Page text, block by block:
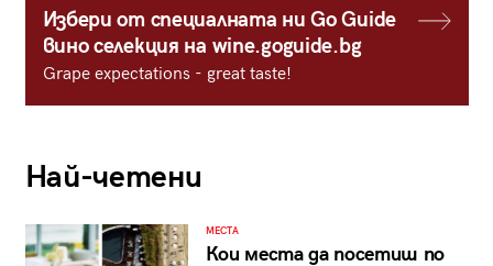
Избери от специалната ни Go Guide
вино селекция на wine.goguide.bg
Grape expectations - great taste!
Най-четени
МЕСТА
Кои места да посетиш по